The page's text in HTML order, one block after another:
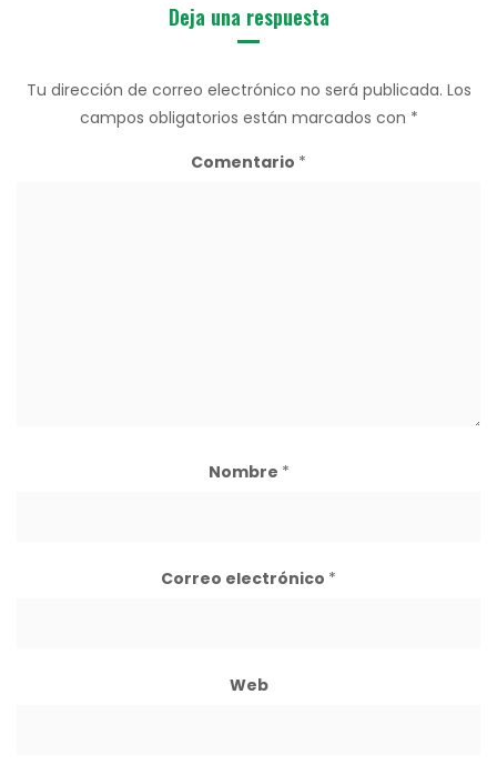
Deja una respuesta
Tu dirección de correo electrónico no será publicada. Los
campos obligatorios están marcados con *
Comentario *
Nombre *
Correo electrónico *
Web